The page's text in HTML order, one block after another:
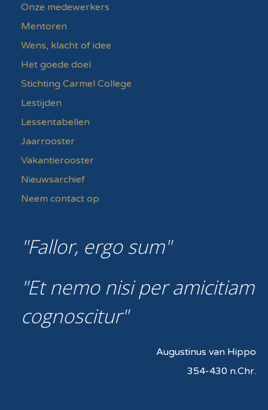
Onze medewerkers
Mentoren
Wens, klacht of idee
Het goede doel
Stichting Carmel College
Lestijden
Lessentabellen
Jaarrooster
Vakantierooster
Nieuwsarchief
Neem contact op
Fallor, ergo sum
Et nemo nisi per amicitiam
cognoscitur
Augustinus van Hippo
354-430 n.Chr.